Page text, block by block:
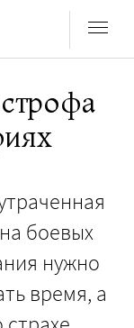
боевых
нужно
время, а